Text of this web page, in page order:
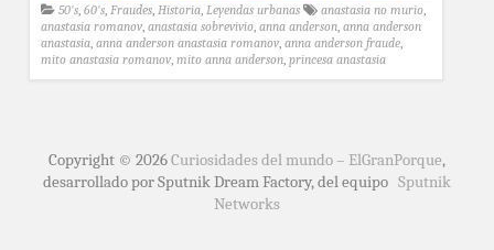
50's, 60's, Fraudes, Historia, Leyendas urbanas anastasia no murio,
anastasia romanov, anastasia sobrevivio, anna anderson, anna anderson
anastasia, anna anderson anastasia romanov, anna anderson fraude,
mito anastasia romanov, mito anna anderson, princesa anastasia
Copyright © 2026Curiosidades del mundo – ElGranPorque,
desarrollado por Sputnik Dream Factory, del equipo Sputnik
Networks